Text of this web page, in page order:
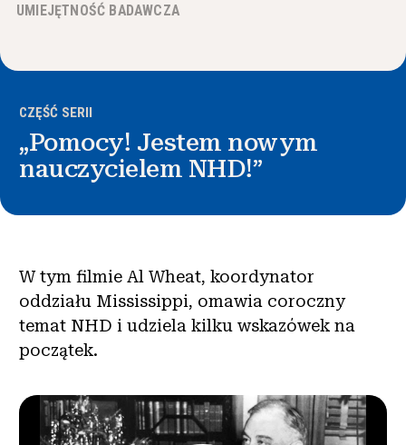
O NHD®
Zaangażować się
UMIEJĘTNOŚĆ BADAWCZA
CZĘŚĆ SERII
„Pomocy! Jestem nowym
nauczycielem NHD!”
W tym filmie Al Wheat, koordynator
oddziału Mississippi, omawia coroczny
temat NHD i udziela kilku wskazówek na
początek.